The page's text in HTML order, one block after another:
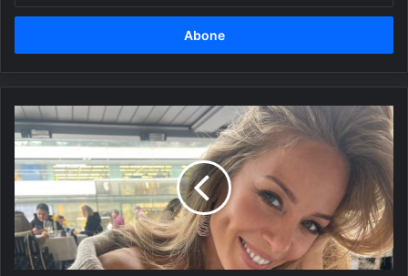
adresinizi
Otobüse
binmesi
Oyuncu
İşçil'den
açıklama
geldi